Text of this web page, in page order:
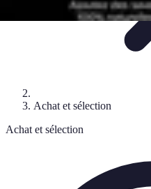
Achat et sélection
Achat et sélection